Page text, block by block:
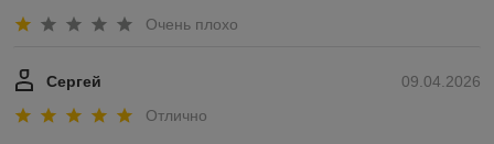
Очень плохо
09.04.2026
Сергей
Отлично